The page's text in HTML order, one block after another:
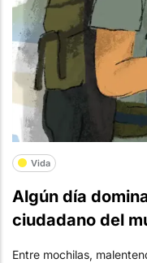
Vida
Algún día
ciudadano del
Entre mochilas,